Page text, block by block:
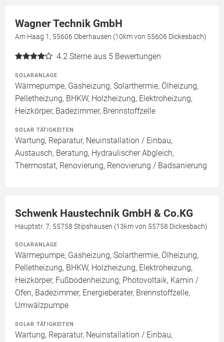
Wagner Technik GmbH
Am Haag 1, 55606 Oberhausen (10km von 55606 Dickesbach)
4.2 Sterne aus 5 Bewertungen
SOLARANLAGE
Wärmepumpe, Gasheizung, Solarthermie, Ölheizung,
Pelletheizung, BHKW, Holzheizung, Elektroheizung,
Heizkörper, Badezimmer, Brennstoffzelle
SOLAR TÄTIGKEITEN
Wartung, Reparatur, Neuinstallation / Einbau,
Austausch, Beratung, Hydraulischer Abgleich,
Thermostat, Renovierung, Renovierung / Badsanierung
Schwenk Haustechnik GmbH & Co.KG
Hauptstr. 7, 55758 Stipshausen (13km von 55758 Dickesbach)
SOLARANLAGE
Wärmepumpe, Gasheizung, Solarthermie, Ölheizung,
Pelletheizung, BHKW, Holzheizung, Elektroheizung,
Heizkörper, Fußbodenheizung, Photovoltaik, Kamin /
Ofen, Badezimmer, Energieberater, Brennstoffzelle,
Umwälzpumpe
SOLAR TÄTIGKEITEN
Wartung, Reparatur, Neuinstallation / Einbau,